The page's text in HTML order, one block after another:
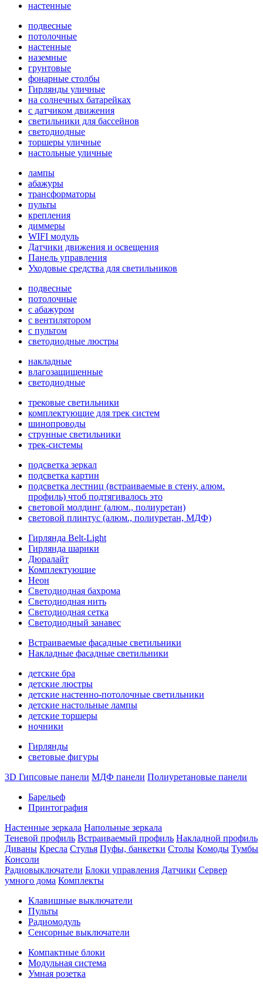
настенные
подвесные
потолочные
настенные
наземные
грунтовые
фонарные столбы
Гирлянды уличные
на солнечных батарейках
с датчиком движения
светильники для бассейнов
светодиодные
торшеры уличные
настольные уличные
лампы
абажуры
трансформаторы
пульты
крепления
диммеры
WIFI модуль
Датчики движения и освещения
Панель управления
Уходовые средства для светильников
подвесные
потолочные
с абажуром
с вентилятором
с пультом
светодиодные люстры
накладные
влагозащищенные
светодиодные
трековые светильники
комплектующие для трек систем
шинопроводы
струнные светильники
трек-системы
подсветка зеркал
подсветка картин
подсветка лестниц (встраиваемые в стену, алюм.
профиль) чтоб подтягивалось это
световой молдинг (алюм., полиуретан)
световой плинтус (алюм., полиуретан, МДФ)
Гирлянда Belt-Light
Гирлянда шарики
Дюралайт
Комплектующие
Неон
Светодиодная бахрома
Светодиодная нить
Светодиодная сетка
Светодиодный занавес
Встраиваемые фасадные светильники
Накладные фасадные светильники
детские бра
детские люстры
детские настенно-потолочные светильники
детские настольные лампы
детские торшеры
ночники
Гирлянды
световые фигуры
3D Гипсовые панели МДФ панели Полиуретановые панели
Барельеф
Принтография
Настенные зеркала Напольные зеркала
Теневой профиль Встраиваемый профиль Накладной профиль
Диваны Кресла Стулья Пуфы, банкетки Столы Комоды Тумбы
Консоли
Радиовыключатели Блоки управления Датчики Сервер
умного дома Комплекты
Клавишные выключатели
Пульты
Радиомодуль
Сенсорные выключатели
Компактные блоки
Модульная система
Умная розетка